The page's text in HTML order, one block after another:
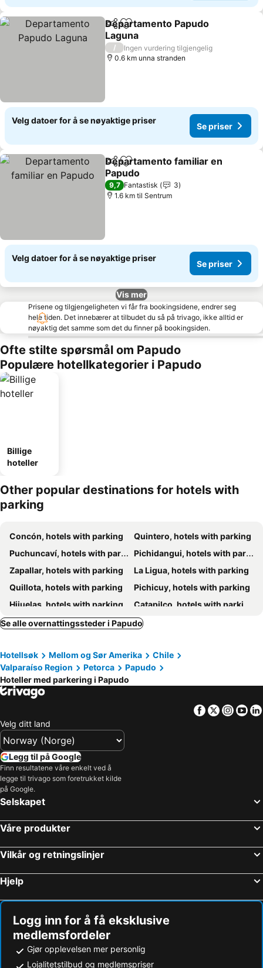
Del Legg til i favoritter
Departamento Papudo
Laguna
/
Ingen vurdering tilgjengelig
0.6 km unna stranden
Velg datoer for å se nøyaktige priser
Se priser
Del Legg til i favoritter
Departamento familiar en
Papudo
9,7 Fantastisk
3
1.6 km til Sentrum
Velg datoer for å se nøyaktige priser
Se priser
Vis mer
Prisene og tilgjengeligheten vi får fra bookingsidene, endrer seg
hele tiden. Det innebærer at tilbudet du så på trivago, ikke alltid er
nøyaktig det samme som det du finner på bookingsiden.
Ofte stilte spørsmål om Papudo
Populære hotellkategorier i Papudo
Billige
hoteller
Other popular destinations for hotels with
parking
Concón, hotels with parking
Quintero, hotels with parking
Puchuncaví, hotels with parking
Pichidangui, hotels with parking
Zapallar, hotels with parking
La Ligua, hotels with parking
Quillota, hotels with parking
Pichicuy, hotels with parking
Hijuelas, hotels with parking
Catapilco, hotels with parking
Cabildo, hotels with parking
La Cruz, hotels with parking
Se alle overnattingssteder i Papudo
Hotellsøk Mellom og Sør Amerika
Chile
Valparaíso Region
Petorca
Papudo
Hoteller med parkering i Papudo
Facebook
Twitter
Velg ditt land
Legg til på Google
Finn resultatene våre enkelt ved å
legge til trivago som foretrukket kilde
på Google.
Selskapet
Våre produkter
Vilkår og retningslinjer
Hjelp
Logg inn for å få eksklusive
medlemsfordeler
Gjør opplevelsen mer personlig
Lojalitetstilbud og medlemspriser